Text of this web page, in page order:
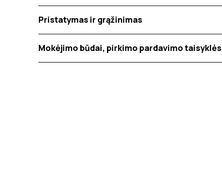
Pristatymas ir grąžinimas
Mokėjimo būdai, pirkimo pardavimo taisyklės